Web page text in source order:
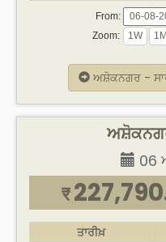
From:
Zoom:
ਅਸ਼ੋਕਨਗਰ -
06
₹
ਤਾਰੀਖ਼